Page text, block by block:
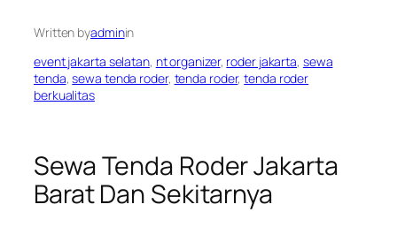
Written byadminin
event jakarta selatan, nt organizer, roder jakarta, sewa
tenda, sewa tenda roder, tenda roder, tenda roder
berkualitas
Sewa Tenda Roder Jakarta
Barat Dan Sekitarnya